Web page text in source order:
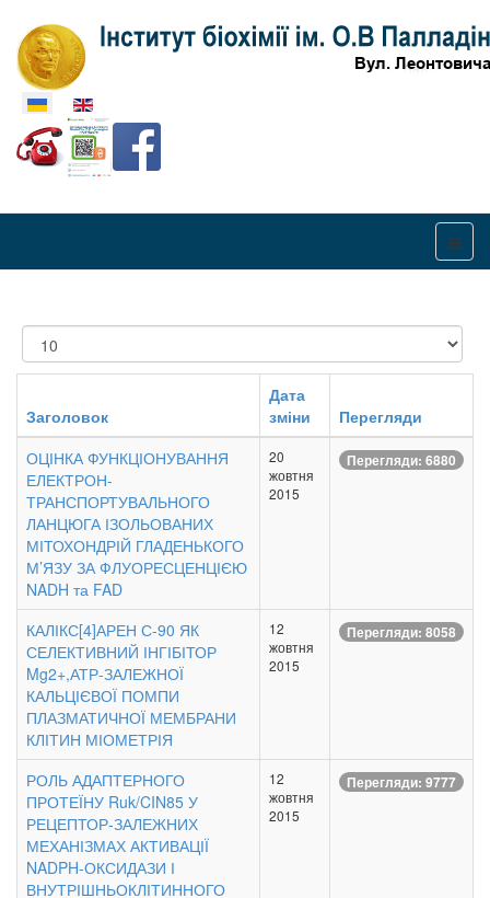
Оберіть свою мову
Показувати
Заголовок
Дата
зміни
Перегляди
ОЦІНКА ФУНКЦІОНУВАННЯ
ЕЛЕКТРОН-
ТРАНСПОРТУВАЛЬНОГО
ЛАНЦЮГА ІЗОЛЬОВАНИХ
МІТОХОНДРІЙ ГЛАДЕНЬКОГО
М’ЯЗУ ЗА ФЛУОРЕСЦЕНЦІЄЮ
NADH та FAD
20
жовтня
2015
Перегляди: 6880
КАЛІКС[4]АРЕН С-90 ЯК
СЕЛЕКТИВНИЙ ІНГІБІТОР
Mg2+,АТР-ЗАЛЕЖНОЇ
КАЛЬЦІЄВОЇ ПОМПИ
ПЛАЗМАТИЧНОЇ МЕМБРАНИ
КЛІТИН МІОМЕТРІЯ
12
жовтня
2015
Перегляди: 8058
РОЛЬ АДАПТЕРНОГО
ПРОТЕЇНУ Ruk/CIN85 У
РЕЦЕПТОР-ЗАЛЕЖНИХ
МЕХАНІЗМАХ АКТИВАЦІЇ
NADPH-ОКСИДАЗИ І
ВНУТРІШНЬОКЛІТИННОГО
12
жовтня
2015
Перегляди: 9777